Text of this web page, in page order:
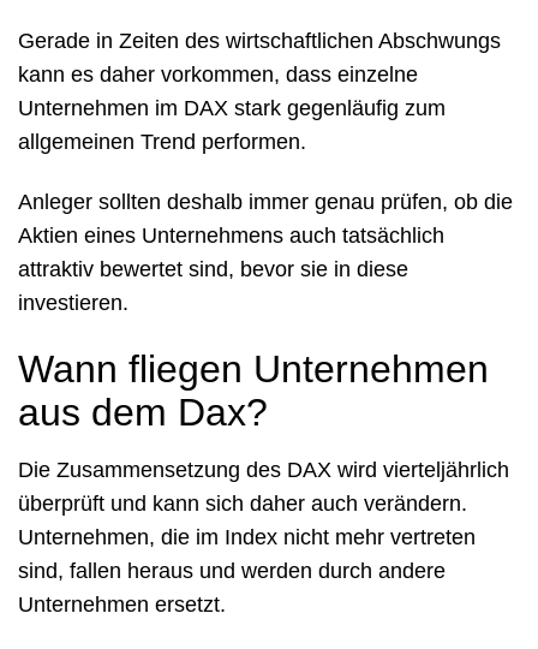
Gerade in Zeiten des wirtschaftlichen Abschwungs
kann es daher vorkommen, dass einzelne
Unternehmen im DAX stark gegenläufig zum
allgemeinen Trend performen.
Anleger sollten deshalb immer genau prüfen, ob die
Aktien eines Unternehmens auch tatsächlich
attraktiv bewertet sind, bevor sie in diese
investieren.
Wann fliegen Unternehmen
aus dem Dax?
Die Zusammensetzung des DAX wird vierteljährlich
überprüft und kann sich daher auch verändern.
Unternehmen, die im Index nicht mehr vertreten
sind, fallen heraus und werden durch andere
Unternehmen ersetzt.